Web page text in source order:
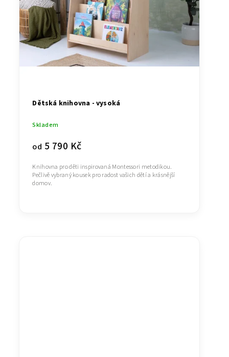
Dětská knihovna - vysoká
Skladem
od 5 790 Kč
Knihovna pro děti inspirovaná Montessori metodikou.
Pečlivě vybraný kousek pro radost vašich dětí a krásnější
domov.